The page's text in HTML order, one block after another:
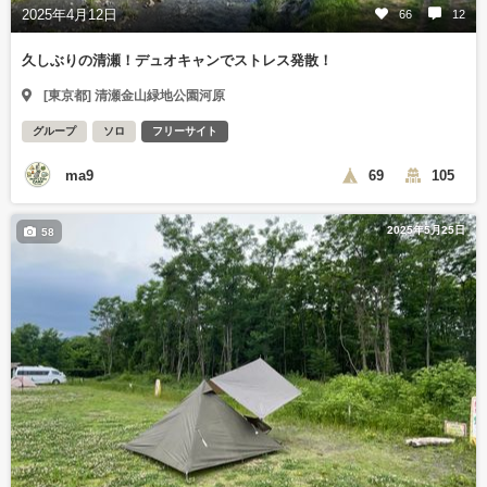
2025年4月12日 66 12
久しぶりの清瀬！デュオキャンでストレス発散！
[東京都] 清瀬金山緑地公園河原
グループ ソロ フリーサイト
ma9 69 105
2025年5月25日
58